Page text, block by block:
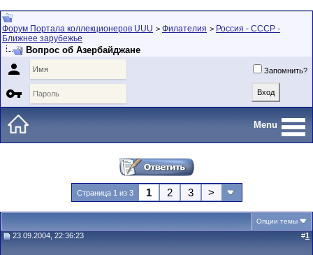
Форум Портала коллекционеров UUU > Филателия > Россия - СССР -
Ближнее зарубежье
Вопрос об Азербайджане
 Запомнить?

Menu
Страница 1 из 3 1 2 3 >
Опции темы
23.09.2004, 22:36:23 #1